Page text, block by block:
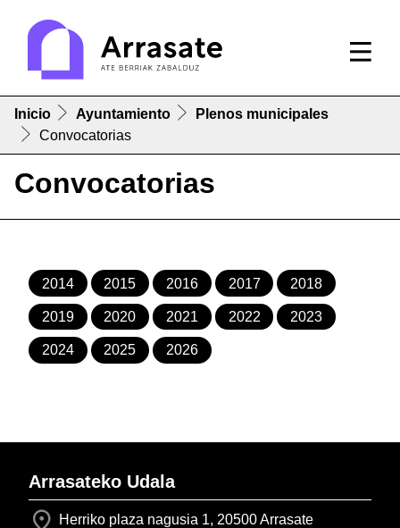
Inicio Ayuntamiento
Plenos municipales
Convocatorias
Convocatorias
2014 2015 2016 2017 2018
2019 2020 2021 2022 2023
2024 2025 2026
Arrasateko Udala
Herriko plaza nagusia 1, 20500 Arrasate